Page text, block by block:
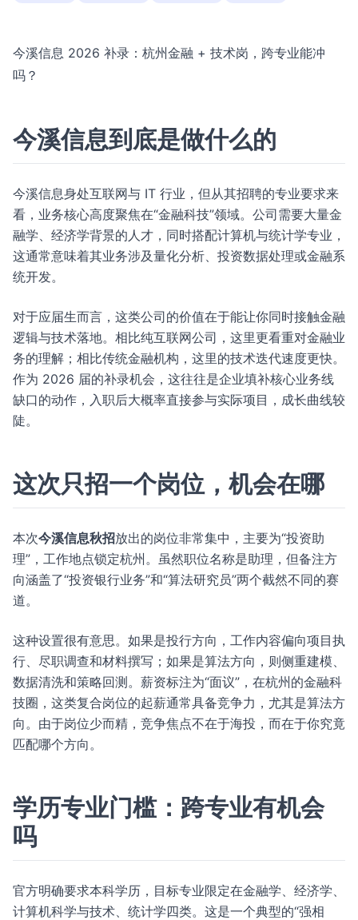
今溪信息 2026 补录：杭州金融 + 技术岗，跨专业能冲
吗？
今溪信息到底是做什么的
今溪信息身处互联网与 IT 行业，但从其招聘的专业要求来
看，业务核心高度聚焦在“金融科技”领域。公司需要大量金
融学、经济学背景的人才，同时搭配计算机与统计学专业，
这通常意味着其业务涉及量化分析、投资数据处理或金融系
统开发。
对于应届生而言，这类公司的价值在于能让你同时接触金融
逻辑与技术落地。相比纯互联网公司，这里更看重对金融业
务的理解；相比传统金融机构，这里的技术迭代速度更快。
作为 2026 届的补录机会，这往往是企业填补核心业务线
缺口的动作，入职后大概率直接参与实际项目，成长曲线较
陡。
这次只招一个岗位，机会在哪
本次今溪信息秋招放出的岗位非常集中，主要为“投资助
理”，工作地点锁定杭州。虽然职位名称是助理，但备注方
向涵盖了“投资银行业务”和“算法研究员”两个截然不同的赛
道。
这种设置很有意思。如果是投行方向，工作内容偏向项目执
行、尽职调查和材料撰写；如果是算法方向，则侧重建模、
数据清洗和策略回测。薪资标注为“面议”，在杭州的金融科
技圈，这类复合岗位的起薪通常具备竞争力，尤其是算法方
向。由于岗位少而精，竞争焦点不在于海投，而在于你究竟
匹配哪个方向。
学历专业门槛：跨专业有机会
吗
官方明确要求本科学历，目标专业限定在金融学、经济学、
计算机科学与技术、统计学四类。这是一个典型的“强相